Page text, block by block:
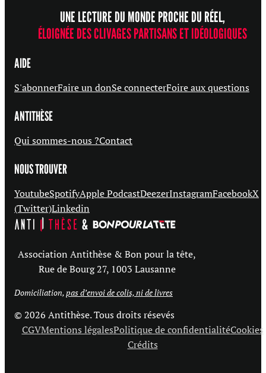
UNE LECTURE DU MONDE PROCHE DU RÉEL,
ÉLOIGNÉE DES CLIVAGES PARTISANS ET IDÉOLOGIQUES
AIDE
S'abonnerFaire un donSe connecterFoire aux questions
ANTITHÈSE
Qui sommes-nous ?Contact
NOUS TROUVER
YoutubeSpotifyApple PodcastDeezerInstagramFacebookX
(Twitter)Linkedin
Association Antithèse & Bon pour la tête,
Rue de Bourg 27, 1003 Lausanne
Domiciliation,pas d’envoi de colis, ni de livres
© 2026 Antithèse. Tous droits résevés
CGVMentions légalesPolitique de confidentialitéCookies
Crédits